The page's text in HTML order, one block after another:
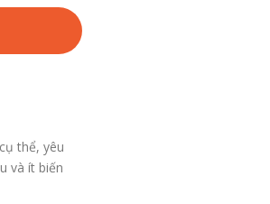
thể, yêu
và ít biến